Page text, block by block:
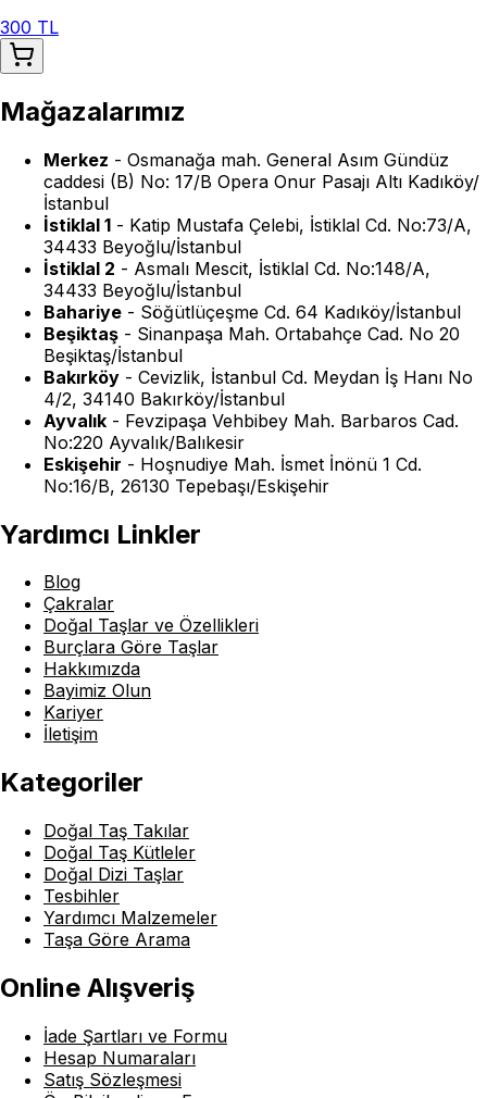
300 TL
Mağazalarımız
Merkez - Osmanağa mah. General Asım Gündüz
caddesi (B) No: 17/B Opera Onur Pasajı Altı Kadıköy/
İstanbul
İstiklal 1 - Katip Mustafa Çelebi, İstiklal Cd. No:73/A,
34433 Beyoğlu/İstanbul
İstiklal 2 - Asmalı Mescit, İstiklal Cd. No:148/A,
34433 Beyoğlu/İstanbul
Bahariye - Söğütlüçeşme Cd. 64 Kadıköy/İstanbul
Beşiktaş - Sinanpaşa Mah. Ortabahçe Cad. No 20
Beşiktaş/İstanbul
Bakırköy - Cevizlik, İstanbul Cd. Meydan İş Hanı No
4/2, 34140 Bakırköy/İstanbul
Ayvalık - Fevzipaşa Vehbibey Mah. Barbaros Cad.
No:220 Ayvalık/Balıkesir
Eskişehir - Hoşnudiye Mah. İsmet İnönü 1 Cd.
No:16/B, 26130 Tepebaşı/Eskişehir
Yardımcı Linkler
Blog
Çakralar
Doğal Taşlar ve Özellikleri
Burçlara Göre Taşlar
Hakkımızda
Bayimiz Olun
Kariyer
İletişim
Kategoriler
Doğal Taş Takılar
Doğal Taş Kütleler
Doğal Dizi Taşlar
Tesbihler
Yardımcı Malzemeler
Taşa Göre Arama
Online Alışveriş
İade Şartları ve Formu
Hesap Numaraları
Satış Sözleşmesi